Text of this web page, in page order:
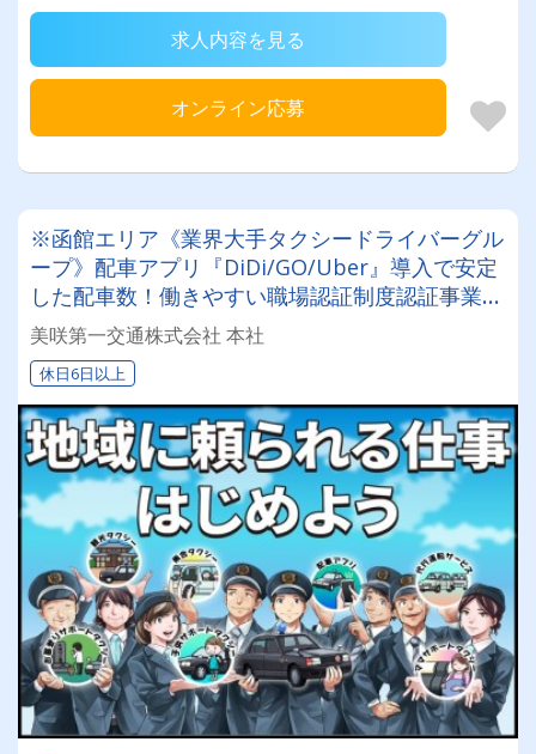
求人内容を見る
オンライン応募
※函館エリア《業界大手タクシードライバーグル
ープ》配車アプリ『DiDi/GO/Uber』導入で安定
した配車数！働きやすい職場認証制度認証事業所
に認定◎未経験者でも安心してお仕事スタート♪
美咲第一交通株式会社 本社
休日6日以上